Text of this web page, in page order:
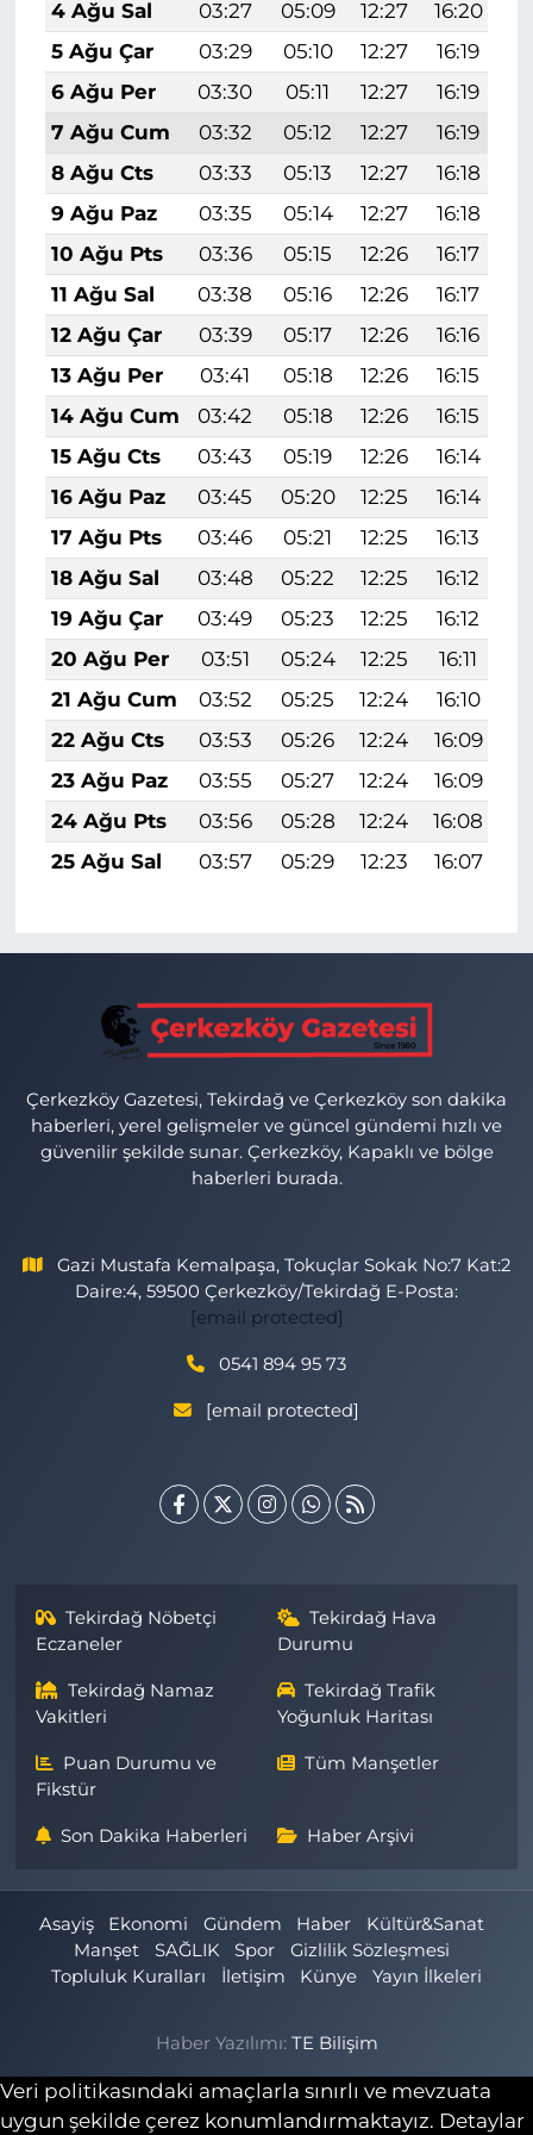
4 Ağu Sal
03:27 05:09 12:27 16:20
5 Ağu Çar
03:29 05:10 12:27 16:19
6 Ağu Per
03:30 05:11 12:27 16:19
7 Ağu Cum
03:32 05:12 12:27 16:19
8 Ağu Cts
03:33 05:13 12:27 16:18
9 Ağu Paz
03:35 05:14 12:27 16:18
10 Ağu Pts
03:36 05:15 12:26 16:17
11 Ağu Sal
03:38 05:16 12:26 16:17
12 Ağu Çar
03:39 05:17 12:26 16:16
13 Ağu Per
03:41 05:18 12:26 16:15
14 Ağu Cum
03:42 05:18 12:26 16:15
15 Ağu Cts
03:43 05:19 12:26 16:14
16 Ağu Paz
03:45 05:20 12:25 16:14
17 Ağu Pts
03:46 05:21 12:25 16:13
18 Ağu Sal
03:48 05:22 12:25 16:12
19 Ağu Çar
03:49 05:23 12:25 16:12
20 Ağu Per
03:51 05:24 12:25 16:11
21 Ağu Cum
03:52 05:25 12:24 16:10
22 Ağu Cts
03:53 05:26 12:24 16:09
23 Ağu Paz
03:55 05:27 12:24 16:09
24 Ağu Pts
03:56 05:28 12:24 16:08
25 Ağu Sal
03:57 05:29 12:23 16:07
Çerkezköy Gazetesi, Tekirdağ ve Çerkezköy son dakika
haberleri, yerel gelişmeler ve güncel gündemi hızlı ve
güvenilir şekilde sunar. Çerkezköy, Kapaklı ve bölge
haberleri burada.
Gazi Mustafa Kemalpaşa, Tokuçlar Sokak No:7 Kat:2
Daire:4, 59500 Çerkezköy/Tekirdağ E-Posta:
[email protected]
0541 894 95 73
[email protected]
Tekirdağ Nöbetçi
Eczaneler
Tekirdağ Hava
Durumu
Tekirdağ Namaz
Vakitleri
Tekirdağ Trafik
Yoğunluk Haritası
Puan Durumu ve
Fikstür
Tüm Manşetler
Son Dakika Haberleri Haber Arşivi
Asayiş Ekonomi Gündem Haber
Kültür&Sanat
Manşet
SAĞLIK Spor
Gizlilik Sözleşmesi
Topluluk Kuralları
İletişim Künye Yayın İlkeleri
Haber Yazılımı: TE Bilişim
Veri politikasındaki amaçlarla sınırlı ve mevzuata
uygun şekilde çerez konumlandırmaktayız. Detaylar